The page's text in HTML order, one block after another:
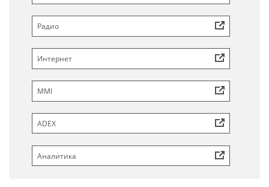
Радио
Интернет
MMI
ADEX
Аналитика